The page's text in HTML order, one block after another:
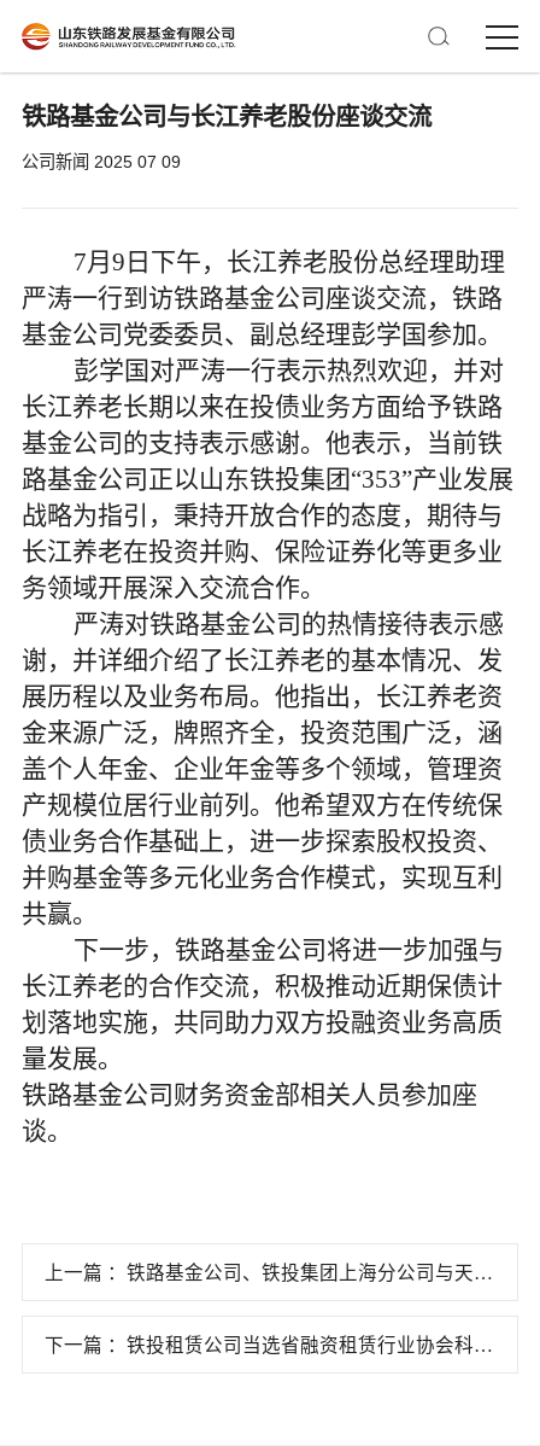
铁路基金公司与长江养老股份座谈交流
公司新闻 2025 07 09
7月 9 日下午， 长江养老股份总经理助理
严涛一行到访铁路基金公司 座谈交流，铁路
基金公司党委委员、副总经理彭学国参加。
彭学国对严涛一行表示热烈欢迎，并对
长江养老长期以来在投债业务方面给予铁路
基金公司的支持表示感谢。他表示，当前铁
路基金公司正以山东铁投集团“353”产业发展
战略为指引，秉持开放合作的态度，期待与
长江养老在投资并购、保险证券化等更多业
务领域开展深入交流合作。
严涛对铁路基金公司的热情接待表示感
谢，并详细介绍了长江养老的基本情况、发
展历程以及业务布局。他指出，长江养老资
金来源广泛，牌照齐全，投资范围广泛，涵
盖个人年金、企业年金等多个领域，管理资
产规模位居行业前列。他希望双方在传统保
债业务合作基础上，进一步探索股权投资、
并购基金等多元化业务合作模式，实现互利
共赢。
下一步，铁路基金公司将进一步加强与
长江养老的合作交流，积极推动近期保债计
划落地实施，共同助力双方投融资业务高质
量发展。
铁路基金公司财务资金部相关人员参加座
谈。
上一篇 ：铁路基金公司、铁投集团上海分公司与天瑞
下一篇 ：铁投租赁公司当选省融资租赁行业协会科创